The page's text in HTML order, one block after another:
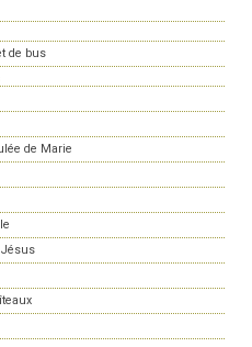
de bus
de Marie
Jésus